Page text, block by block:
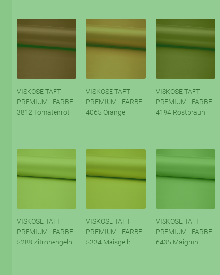
VISKOSE TAFT
PREMIUM - FARBE
3812 Tomatenrot
VISKOSE TAFT
PREMIUM - FARBE
4065 Orange
VISKOSE TAFT
PREMIUM - FARBE
4194 Rostbraun
VISKOSE TAFT
PREMIUM - FARBE
5288 Zitronengelb
VISKOSE TAFT
PREMIUM - FARBE
5334 Maisgelb
VISKOSE TAFT
PREMIUM - FARBE
6435 Maigrün